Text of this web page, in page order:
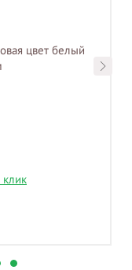
цвет белый
клик